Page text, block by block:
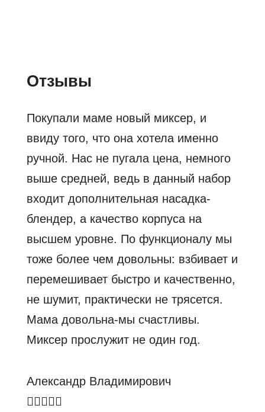
Отзывы
Покупали маме новый миксер, и
ввиду того, что она хотела именно
ручной. Нас не пугала цена, немного
выше средней, ведь в данный набор
входит дополнительная насадка-
блендер, а качество корпуса на
высшем уровне. По функционалу мы
тоже более чем довольны: взбивает и
перемешивает быстро и качественно,
не шумит, практически не трясется.
Мама довольна-мы счастливы.
Миксер прослужит не один год.
Александр Владимирович